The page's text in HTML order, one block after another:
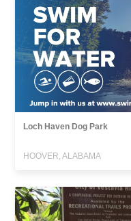
Loch Haven Dog Park
HOOVER, ALABAMA